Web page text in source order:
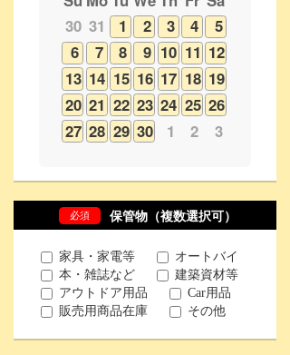
20 21 22 23 24 25 26
27 28 29 30 1 2 3
必須 保管物（複数選択可）
家具・家電等
オートバイ
本・雑誌など
建築資材等
アウトドア用品
Car用品
販売用商品在庫
その他